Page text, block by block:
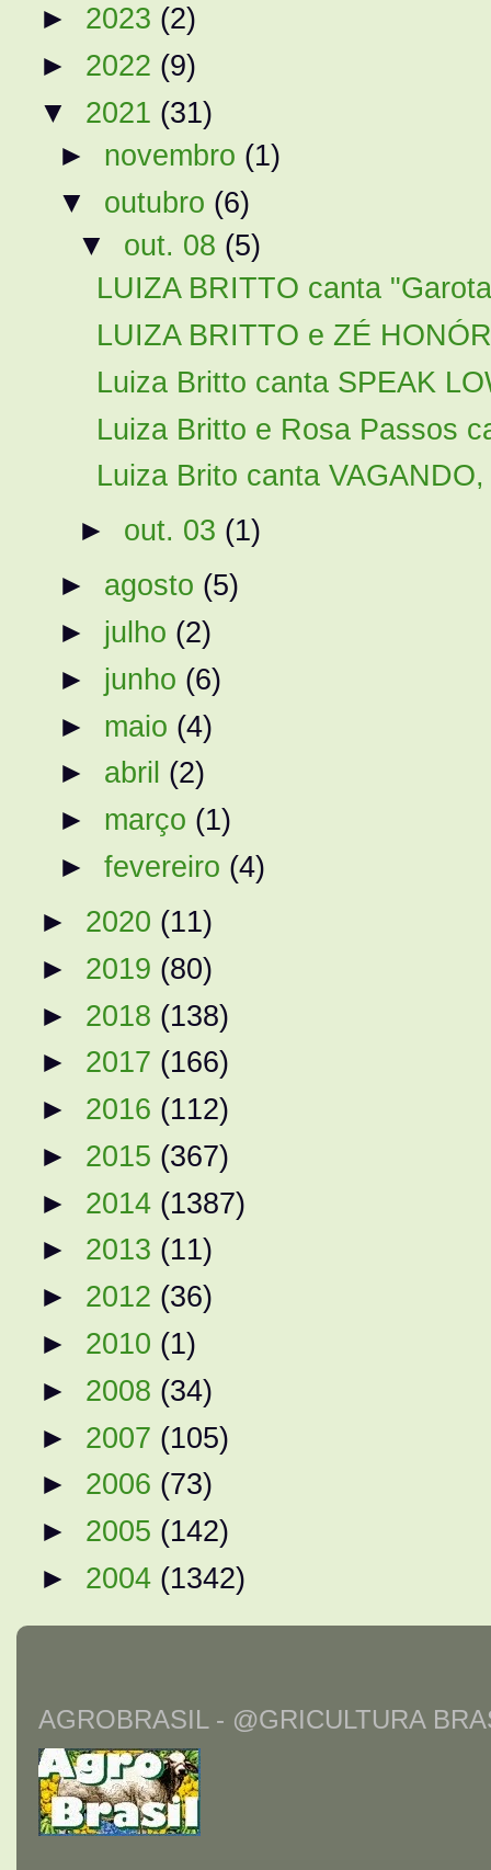
► 2023 (2)
► 2022 (9)
▼ 2021 (31)
► novembro (1)
▼ outubro (6)
▼ out. 08 (5)
LUIZA BRITTO canta
LUIZA BRITTO e ZÉ
Luiza Britto canta SPEAK
Luiza Britto e Rosa Passos
Luiza Brito canta
► out. 03 (1)
► agosto (5)
► julho (2)
► junho (6)
► maio (4)
► abril (2)
► março (1)
►fevereiro (4)
► 2020 (11)
► 2019 (80)
► 2018 (138)
► 2017 (166)
► 2016 (112)
► 2015 (367)
► 2014 (1387)
► 2013 (11)
► 2012 (36)
► 2010 (1)
► 2008 (34)
► 2007 (105)
► 2006 (73)
► 2005 (142)
► 2004 (1342)
AGROBRASIL - @GRICULTURA